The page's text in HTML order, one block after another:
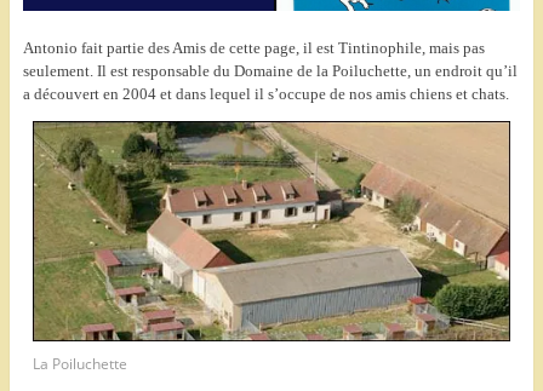
Antonio fait partie des Amis de cette page, il est Tintinophile, mais pas
seulement. Il est responsable du Domaine de la Poiluchette, un endroit qu’il
a découvert en 2004 et dans lequel il s’occupe de nos amis chiens et chats.
La Poiluchette